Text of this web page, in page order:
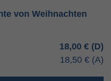
von Weihnachten
18,00 €
18,50 €